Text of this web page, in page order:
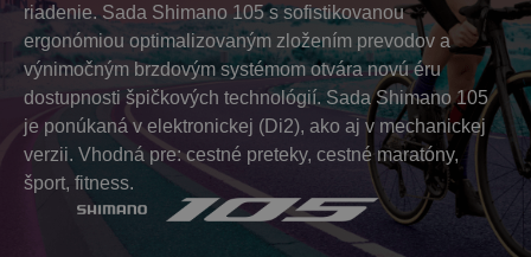
riadenie. Sada Shimano 105 s sofistikovanou
ergonómiou optimalizovaným zložením prevodov a
výnimočným brzdovým systémom otvára novú éru
dostupnosti špičkových technológií. Sada Shimano 105
je ponúkaná v elektronickej (Di2), ako aj v mechanickej
verzii. Vhodná pre: cestné preteky, cestné maratóny,
šport, fitness.